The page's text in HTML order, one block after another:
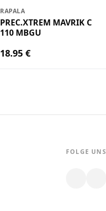
RAPALA
PREC.XTREM MAVRIK C
110 MBGU
18.95 €
FOLGE UNS